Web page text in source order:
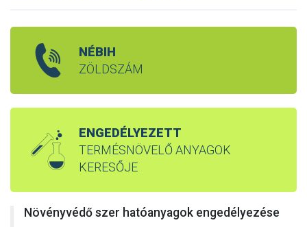
NÉBIH
ZÖLDSZÁM
ENGEDÉLYEZETT
TERMÉSNÖVELŐ ANYAGOK
KERESŐJE
Növényvédő szer hatóanyagok engedélyezése